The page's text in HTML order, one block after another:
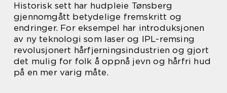
Historisk sett har hudpleie Tønsberg
gjennomgått betydelige fremskritt og
endringer. For eksempel har introduksjonen
av ny teknologi som laser og IPL-remsing
revolusjonert hårfjerningsindustrien og gjort
det mulig for folk å oppnå jevn og hårfri hud
på en mer varig måte.